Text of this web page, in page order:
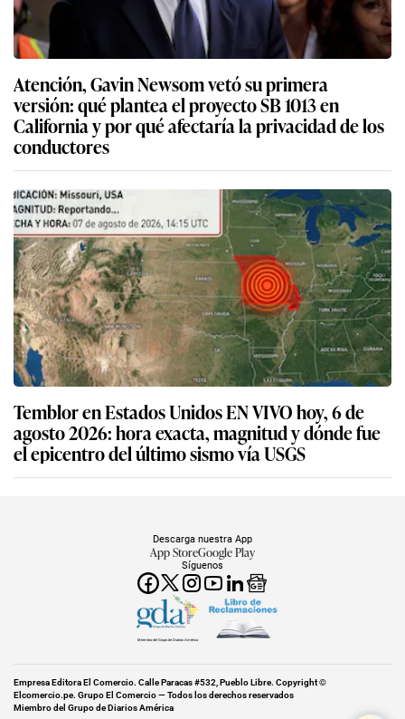
Atención, Gavin Newsom vetó su primera
versión: qué plantea el proyecto SB 1013 en
California y por qué afectaría la privacidad de los
conductores
Temblor en Estados Unidos EN VIVO hoy, 6 de
agosto 2026: hora exacta, magnitud y dónde fue
el epicentro del último sismo vía USGS
Síguenos
Descarga nuestra App
App StoreGoogle Play
Miembro del Grupo de Diarios América
Empresa Editora El Comercio. Calle Paracas #532, Pueblo Libre. Copyright ©
Elcomercio.pe. Grupo El Comercio — Todos los derechos reservados
Miembro del Grupo de Diarios América